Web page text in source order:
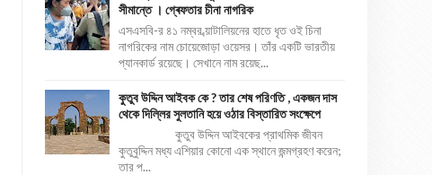
সীমান্তে । গ্ৰেফতার চীনা নাগরিক
এসএসবি-র ৪১ নম্বর ব্য়াটালিয়নের হাতে ধৃত ওই চিনা
নাগরিকের নাম চোয়েজোড়া ওয়েসর। তাঁর একটি ভারতীয়
প্যানকার্ড রয়েছে। সেখানে নাম রয়েছ...
কুতুব উদ্দিন আইবক কে ? তার শেষ পরিণতি , একজন দাস
থেকে দিল্লির সুলতানি হয়ে ওঠার বিস্তারিত সংক্ষেপে
কুতুব উদ্দিন আইবকের প্রাথমিক জীবন
কুতুবুদ্দিন মধ্য এশিয়ার কোনো এক স্থানে জন্মগ্রহণ করেন;
তার প...